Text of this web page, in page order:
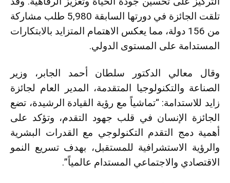
تلقت الجائزة في دورتها السابقة 5,980 طلب مشاركة
من 156 دولة، مما يعكس الاهتمام المتزايد بالابتكارات
المستدامة على المستوى الدولي.
وقال معالي الدكتور سلطان أحمد الجابر، وزير
الصناعة والتكنولوجيا المتقدمة، المدير العام لجائزة
زايد للاستدامة: “تماشياً مع رؤية القيادة الرشيدة، تضع
الجائزة الإنسان في قلب جهود التقدم، وتؤكد على
أهمية دمج التقدم التكنولوجي مع القدرات البشرية
والرؤية الاستشرافية للمستقبل، بهدف تسريع النمو
الاقتصادي والاجتماعي المستدام عالمياً”.